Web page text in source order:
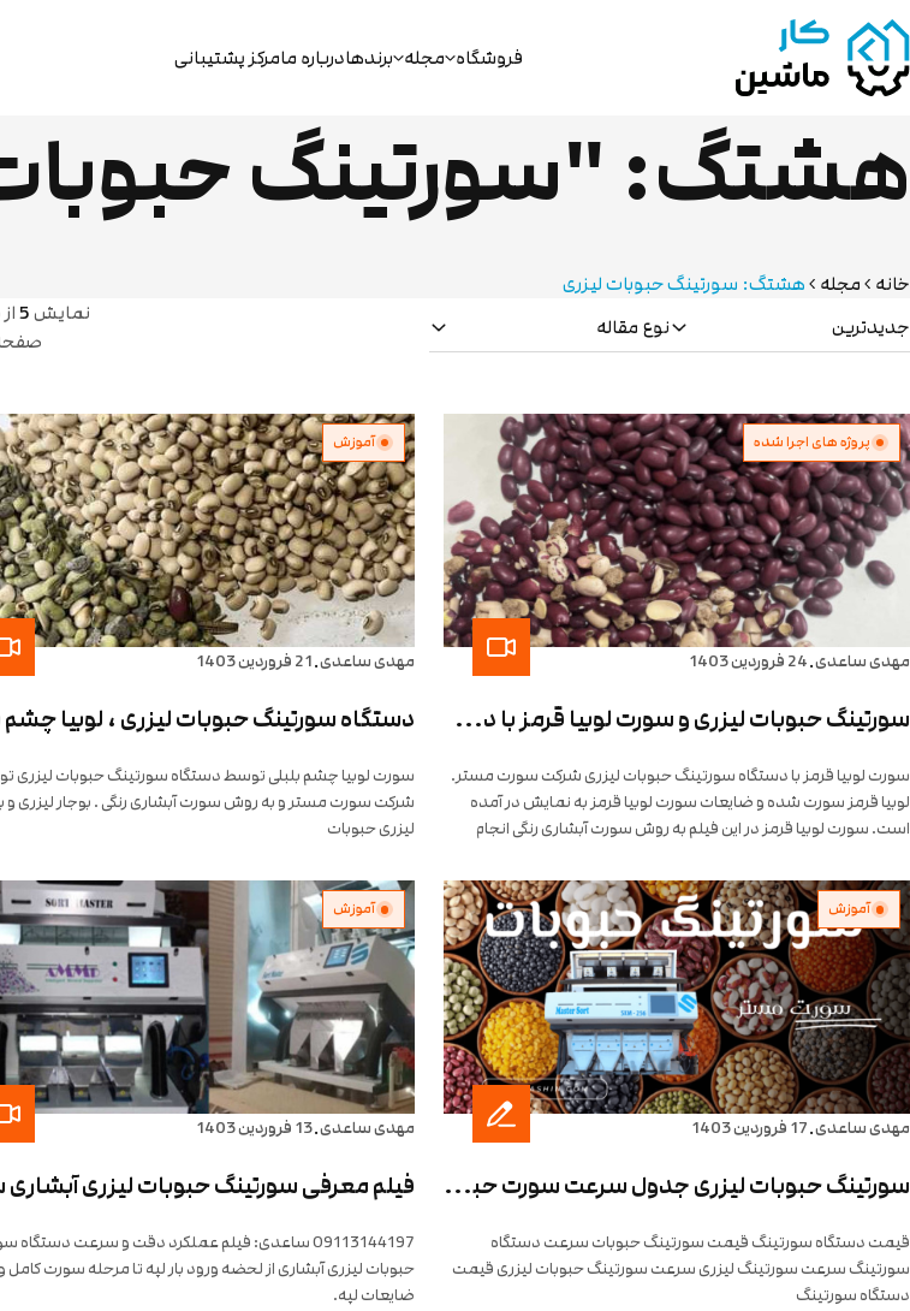
فروشگاه مجله برندهادرباره مامرکز پشتیبانی
هشتگ: "سورتینگ
خانه مجله
هشتگ: سورتینگ حبوبات لیزری
جدیدترین
نوع مقاله
نمایش5از
پروژه های اجرا شده
مهدی ساعدی.24 فروردین 1403
سورتینگ حبوبات لیزری و سورت لوبیا قرمز با دستگاه شرکت سورتینگ سورت مستر سال 1403 تلفن تماس 09113144197
سورت لوبیا قرمز با دستگاه سورتینگ حبوبات لیزری شرکت سورت مستر.
لوبیا قرمز سورت شده و ضایعات سورت لوبیا قرمز به نمایش در آمده
است. سورت لوبیا قرمز در این فیلم به روش سورت آبشاری رنگی انجام
آموزش
مهدی ساعدی.21 فروردین 1403
دستگاه سورتینگ حبوبات لیزری ، لوبیا چشم
سورت لوبیا چشم بلبلی توسط دستگاه سورتینگ حبوبات لیزری
شرکت سورت مستر و به روش سورت آبشاری رنگی . بوجار لیزری و
لیزری حبوبات
آموزش
مهدی ساعدی.17 فروردین 1403
سورتینگ حبوبات لیزری جدول سرعت سورت حبوبات ۰۹۱۱۳۱۴۴۹۷ قیمت سورت مستر
قیمت دستگاه سورتینگ قیمت سورتینگ حبوبات سرعت دستگاه
سورتینگ سرعت سورتینگ لیزری سرعت سورتینگ حبوبات لیزری قیمت
دستگاه سورتینگ
آموزش
مهدی ساعدی.13 فروردین 1403
09113144197 ساعدی: فیلم عملکرد دقت و سرعت دستگاه
حبوبات لیزری آبشاری از لحضه ورود بار لپه تا مرحله سورت کامل
ضایعات لپه.